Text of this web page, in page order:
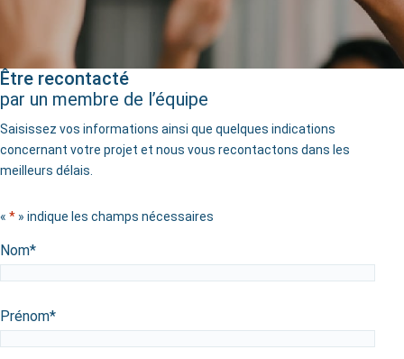
Être recontacté
par un membre de l’équipe
Saisissez vos informations ainsi que quelques indications
concernant votre projet et nous vous recontactons dans les
meilleurs délais.
« * » indique les champs nécessaires
Nom*
Prénom*